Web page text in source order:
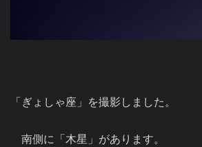
「ぎょしゃ座」を撮影しました。
南側に「木星」があります。